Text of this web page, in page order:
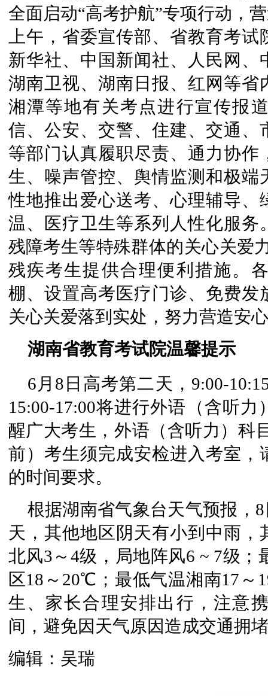
全面启动“高考护航”专项行动，
上午，省委宣传部、省教育考
新华社、中国新闻社、人民网
湖南卫视、湖南日报、红网等
湘潭等地有关考点进行宣传报
信、公安、交警、住建、交通
等部门认真履职尽责、通力协
生、噪声管控、舆情监测和极
性地推出爱心送考、心理辅导
温、医疗卫生等系列人性化服
残障考生等特殊群体的关心关爱
残疾考生提供合理便利措施。
棚、设置高考医疗门诊、免费
关心关爱落到实处，努力营造安
湖南省教育考试院温馨提示
6月8日高考第二天，9:00-
15:00-17:00将进行外语（含听
醒广大考生，外语（含听力）科
前）考生须完成安检进入考室
的时间要求。
根据湖南省气象台天气预报，
天，其他地区阴天有小到中雨
北风3～4级，局地阵风6 ~ 7级
区18～20℃；最低气温湘南17
生、家长合理安排出行，注意
间，避免因天气原因造成交通拥
编辑：吴瑞